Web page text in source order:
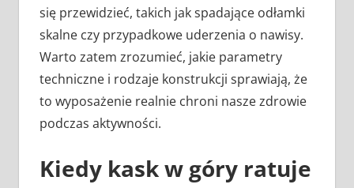
się przewidzieć, takich jak spadające odłamki
skalne czy przypadkowe uderzenia o nawisy.
Warto zatem zrozumieć, jakie parametry
techniczne i rodzaje konstrukcji sprawiają, że
to wyposażenie realnie chroni nasze zdrowie
podczas aktywności.
Kiedy kask w góry ratuje